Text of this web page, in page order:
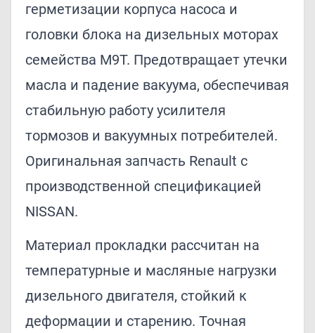
герметизации корпуса насоса и
головки блока на дизельных моторах
семейства M9T. Предотвращает утечки
масла и падение вакуума, обеспечивая
стабильную работу усилителя
тормозов и вакуумных потребителей.
Оригинальная запчасть Renault с
производственной спецификацией
NISSAN.
Материал прокладки рассчитан на
температурные и масляные нагрузки
дизельного двигателя, стойкий к
деформации и старению. Точная